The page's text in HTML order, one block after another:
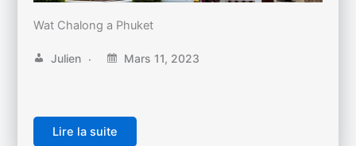
Wat Chalong a Phuket
Julien Mars 11, 2023
Lire la suite